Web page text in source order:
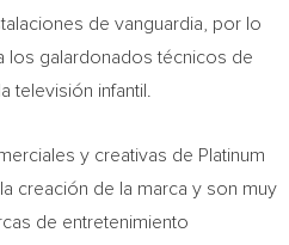
de vanguardia, por lo
los galardonados técnicos de
televisión infantil.
y creativas de Platinum
creación de la marca y son muy
de entretenimiento